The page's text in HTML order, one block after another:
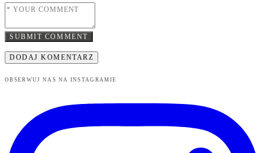
SUBMIT COMMENT
OBSERWUJ NAS NA INSTAGRAMIE